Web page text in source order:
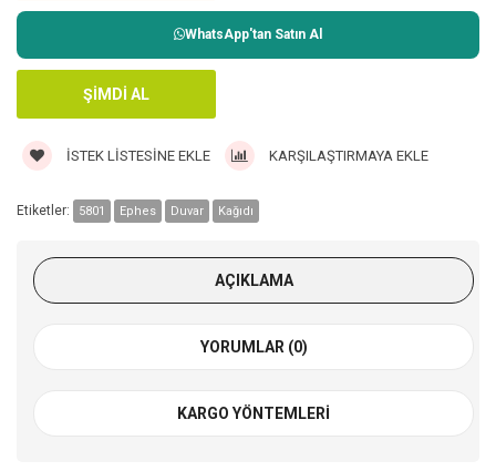
WhatsApp'tan Satın Al
İSTEK LISTESINE EKLE KARŞILAŞTIRMAYA EKLE
Etiketler: 5801 Ephes Duvar Kağıdı
AÇIKLAMA
YORUMLAR (0)
KARGO YÖNTEMLERI